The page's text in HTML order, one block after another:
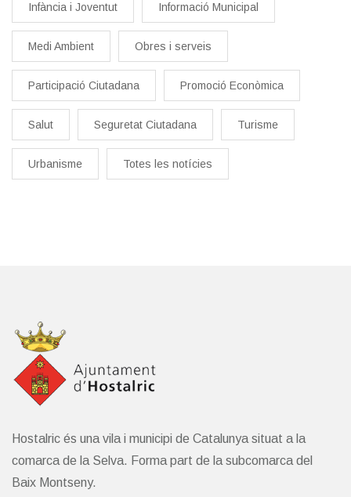
Infància i Joventut Informació Municipal
Medi Ambient Obres i serveis
Participació Ciutadana Promoció Econòmica
Salut Seguretat Ciutadana Turisme
Urbanisme Totes les notícies
Hostalric és una vila i municipi de Catalunya situat a la
comarca de la Selva. Forma part de la subcomarca del
Baix Montseny.